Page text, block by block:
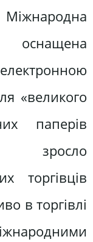
«великого
паперів
зросло
торгівців
в торгівлі